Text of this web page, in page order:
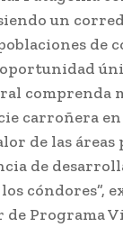
un
de
oportunidad
comprenda
carroñera
de las
de
cóndores”,
de Programa